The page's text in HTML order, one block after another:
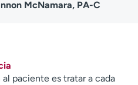
Noticias e historias
McNamara, PA-C
paciente es tratar a cada